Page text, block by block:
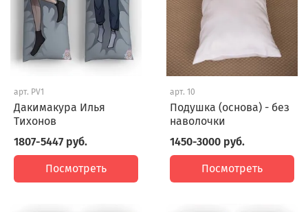
арт. PV1
Дакимакура Илья
Тихонов
1807-5447 руб.
Посмотреть
арт. 10
Подушка (основа) - без
наволочки
1450-3000 руб.
Посмотреть